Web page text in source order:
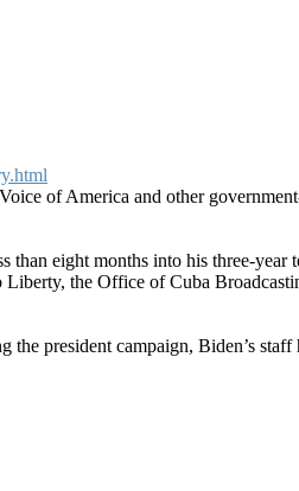
of America and other
than eight months into his three-
the Office of Cuba
the president campaign, Biden’s